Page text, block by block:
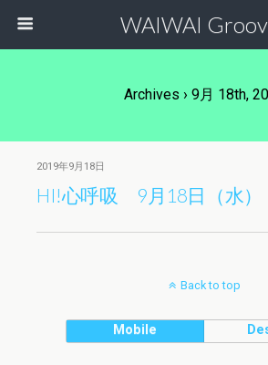
WAIWAI
Archives › 9月 18th,
2019年9月18日
HI!心呼吸 9月18日（水）
Back to top
Mobile